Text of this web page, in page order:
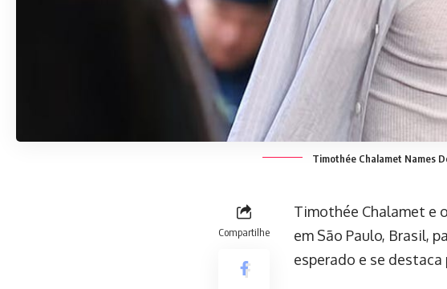
Timothée Chalamet Names
Compartilhe
Timothée Chalamet e
em São Paulo, Brasil,
esperado e se